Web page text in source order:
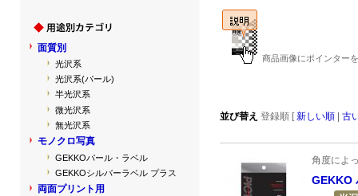
商品画像にポインター
並び替え 登録順 [新しい順 古
角度によ
GEKKO
面質別
光沢系
光沢系(パール)
半光沢系
微光沢系
無光沢系
モノクロ写真
GEKKOパール・ラベル
GEKKOシルバーラベル プラス
両面プリント用